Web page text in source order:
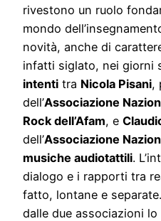
rivestono un ruolo
mondo
novità, anche di
infatti siglato, nei giorni
intenti tra Nicola Pisani,
dell’Associazione
Rock dell’Afam, e
dell’Associazione
musiche audiotattili.
dialogo e i rapporti tra
fatto, lontane e
dalle due associazioni